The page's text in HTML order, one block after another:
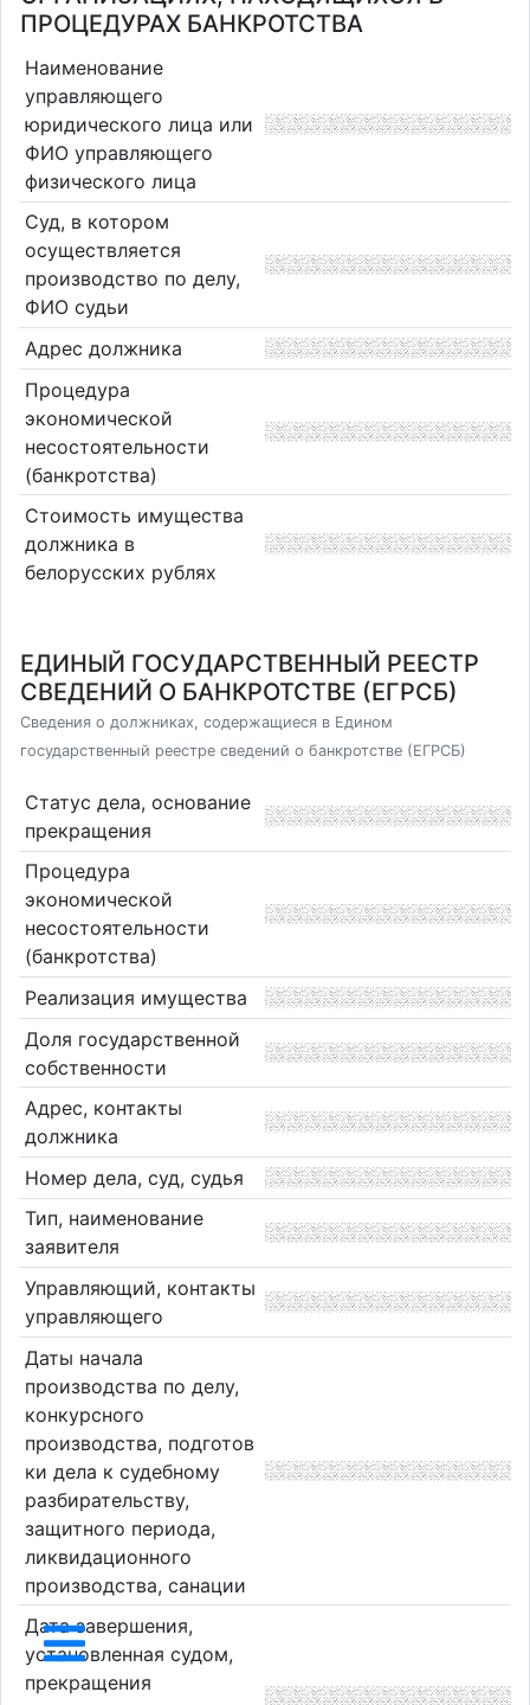
ПРОЦЕДУРАХ БАНКРОТСТВА
Наименование
управляющего
юридического лица или
ФИО управляющего
физического лица
Суд, в котором
осуществляется
производство по делу,
ФИО судьи
Адрес должника
Процедура
экономической
несостоятельности
(банкротства)
Стоимость имущества
должника в
белорусских рублях
ЕДИНЫЙ ГОСУДАРСТВЕННЫЙ РЕЕСТР
СВЕДЕНИЙ О БАНКРОТСТВЕ (ЕГРСБ)
Сведения о должниках, содержащиеся в Едином
государственный реестре сведений о банкротстве (ЕГРСБ)
Статус дела, основание
прекращения
Процедура
экономической
несостоятельности
(банкротства)
Реализация имущества
Доля государственной
собственности
Адрес, контакты
должника
Номер дела, суд, судья
Тип, наименование
заявителя
Управляющий, контакты
управляющего
Даты начала
производства по делу,
конкурсного
производства, подготов
ки дела к судебному
разбирательству,
защитного периода,
ликвидационного
производства, санации
Дата завершения,
установленная судом,
прекращения